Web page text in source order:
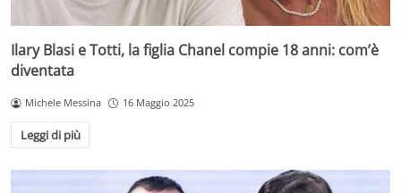
Ilary Blasi e Totti, la figlia Chanel compie 18 anni: com’è
diventata
Michele Messina 16 Maggio 2025
Leggi di più